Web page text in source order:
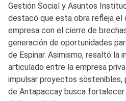
Gestión Social y Asuntos
destacó que esta obra refleja el
empresa con el cierre de
generación de oportunidades
de Espinar. Asimismo, resaltó la
articulado entre la empresa
impulsar proyectos sostenibles,
de Antapaccay busca